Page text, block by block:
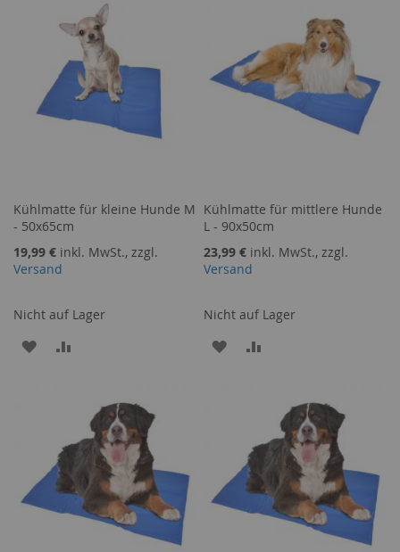
HINZUFÜGENHINZUFÜGEN
Kühlmatte für kleine Hunde M
- 50x65cm
19,99 € inkl. MwSt., zzgl.
Versand
Nicht auf Lager
ZUR
HINZUFÜGEN
HINZUFÜGEN
Kühlmatte für mittlere Hunde
L - 90x50cm
23,99 € inkl. MwSt., zzgl.
Versand
Nicht auf Lager
ZUR
HINZUFÜGEN
HINZUFÜGEN